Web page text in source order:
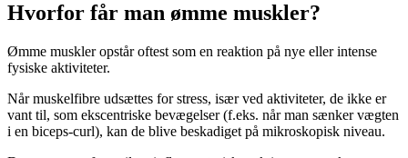
Hvorfor får man ømme muskler?
Ømme muskler opstår oftest som en reaktion på nye eller intense
fysiske aktiviteter.
Når muskelfibre udsættes for stress, især ved aktiviteter, de ikke er
vant til, som ekscentriske bevægelser (f.eks. når man sænker vægten
i en biceps-curl), kan de blive beskadiget på mikroskopisk niveau.